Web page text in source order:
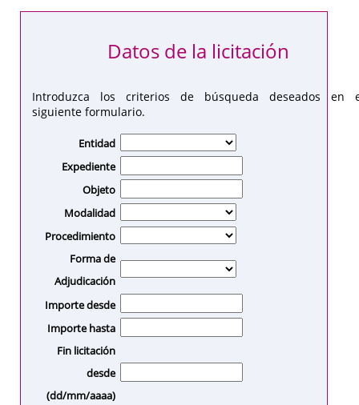
Introduzca los criterios de búsqueda deseados en
siguiente formulario.
Datos de la licitación
Entidad
Expediente
Objeto
Modalidad
Procedimiento
Forma de
Adjudicación
Importe desde
Importe hasta
Fin licitación
desde
(dd/mm/aaaa)